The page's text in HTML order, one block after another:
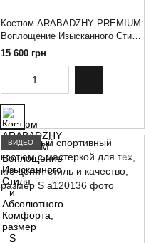
Костюм ARABADZHY PREMIUM:
Воплощение Изысканного Стиля
и Абсолютного Комфорта,
размер S
15 600 грн
ВИДЕО